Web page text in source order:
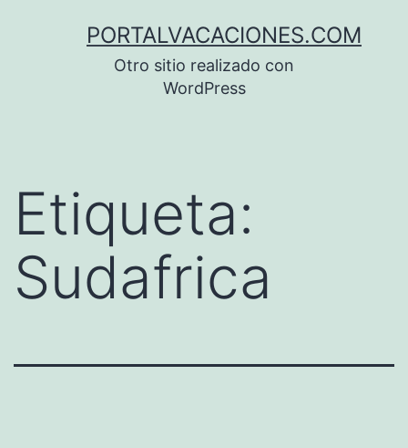
PORTALVACACIONES.COM
Otro sitio realizado con
WordPress
Etiqueta:
Sudafrica